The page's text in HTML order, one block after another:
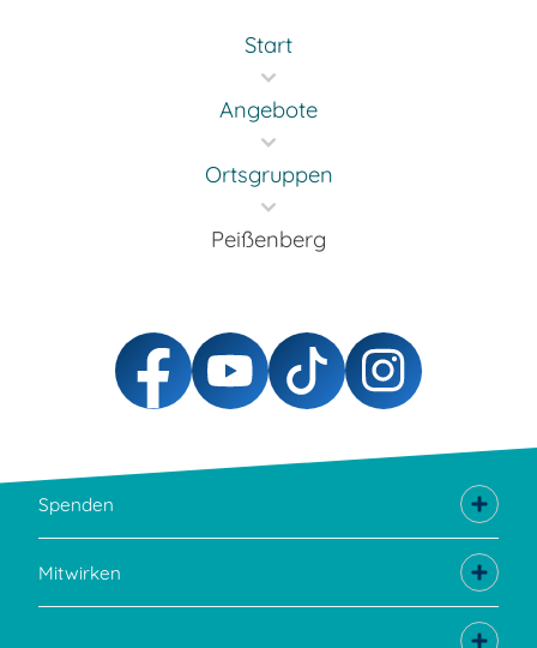
Start
Angebote
Ortsgruppen
Peißenberg
Spenden
Mitwirken